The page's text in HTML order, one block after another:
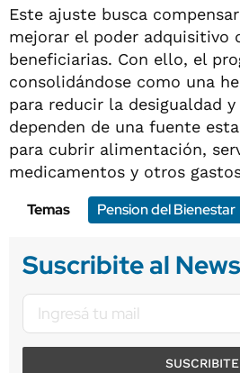
Este ajuste busca
mejorar el poder adquisitivo
beneficiarias. Con ello, el
consolidándose como una
para reducir la desigualdad
dependen de una fuente
para cubrir alimentación,
medicamentos y otros
Temas
Pension del Bienestar
Suscribite al
SUSCRIBITE